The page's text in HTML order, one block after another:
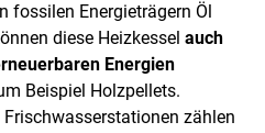
fossilen Energieträgern Öl
diese Heizkessel auch
Energien
Beispiel Holzpellets.
Frischwasserstationen zählen